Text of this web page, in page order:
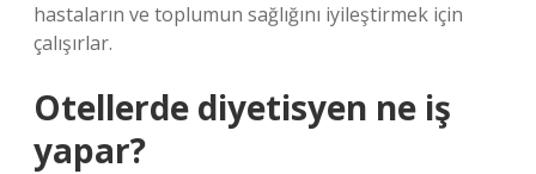
hastaların ve toplumun sağlığını iyileştirmek için
çalışırlar.
Otellerde diyetisyen ne iş
yapar?